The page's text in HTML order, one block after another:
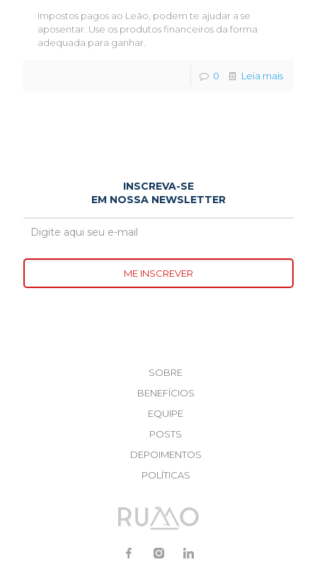
Impostos pagos ao Leão, podem te ajudar a se
aposentar. Use os produtos financeiros da forma
adequada para ganhar.
0 Leia mais
INSCREVA-SE
EM NOSSA NEWSLETTER
SOBRE
BENEFÍCIOS
EQUIPE
POSTS
DEPOIMENTOS
POLÍTICAS